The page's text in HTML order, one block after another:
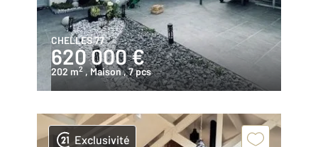
CHELLES 77
620 000 €
202 m2 , Maison, 7 pcs
Exclusivité